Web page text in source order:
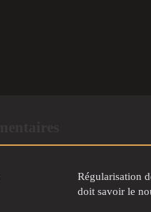
Régularisation
doit savoir le